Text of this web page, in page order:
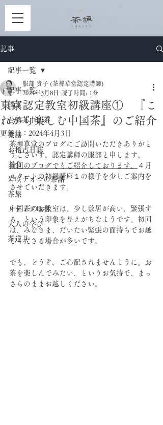
記事
記事一覧
講座
台湾茶中国茶
薬膳
お稽古日誌
茶会
岩咲ナオコの茶話
茶旅
メディア取材
大人の学び
茶道具
記事一覧
東京認定教室初級講座① 『こ
れから楽しむ中国茶』のご紹介
服部 貴子 (茶禅草堂認定講師)
2024年3月8日 読了時間: 1分
更新日： 2024年4月3日
茶禅草堂のブログにご訪問いただきありがと
うございす。認定講師の服部と申します。
前回のブログでもご紹介しております、
４月
スタートの初級講座１の様子を少しご案内を
させていだきます。
中国茶のお教室は、少し敷居が高い、緊張す
る、という印象を与えがちなようです。初回
は、みなさま、だいたい緊張の面持ちでお越
しくださる場合が多いです。
でも、どうぞ、ご心配されませんように。お
茶を楽しんでみたい、というお気持で、まっ
さらのままお越しください。